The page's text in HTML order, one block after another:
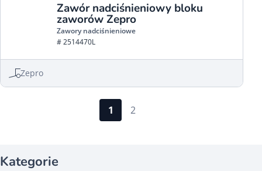
Zawór nadciśnieniowy bloku
zaworów Zepro
Zawory nadciśnieniowe
# 2514470L
Zepro
1 2
Kategorie